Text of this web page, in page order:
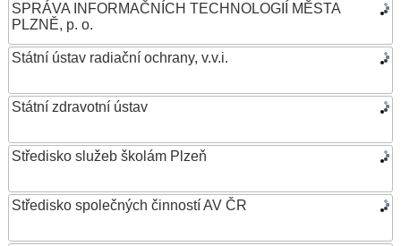
SPRÁVA INFORMAČNÍCH TECHNOLOGIÍ MĚSTA
PLZNĚ, p. o.
Státní ústav radiační ochrany, v.v.i.
Státní zdravotní ústav
Středisko služeb školám Plzeň
Středisko společných činností AV ČR